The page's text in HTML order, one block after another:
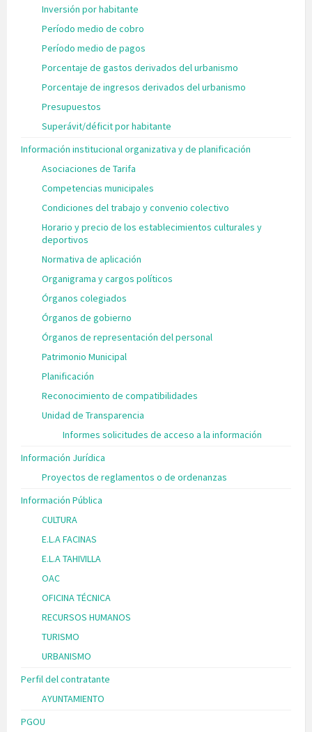
Inversión por habitante
Período medio de cobro
Período medio de pagos
Porcentaje de gastos derivados del urbanismo
Porcentaje de ingresos derivados del urbanismo
Presupuestos
Superávit/déficit por habitante
Información institucional organizativa y de planificación
Asociaciones de Tarifa
Competencias municipales
Condiciones del trabajo y convenio colectivo
Horario y precio de los establecimientos culturales y
deportivos
Normativa de aplicación
Organigrama y cargos políticos
Órganos colegiados
Órganos de gobierno
Órganos de representación del personal
Patrimonio Municipal
Planificación
Reconocimiento de compatibilidades
Unidad de Transparencia
Informes solicitudes de acceso a la información
Información Jurídica
Proyectos de reglamentos o de ordenanzas
Información Pública
CULTURA
E.L.A FACINAS
E.L.A TAHIVILLA
OAC
OFICINA TÉCNICA
RECURSOS HUMANOS
TURISMO
URBANISMO
Perfil del contratante
AYUNTAMIENTO
PGOU